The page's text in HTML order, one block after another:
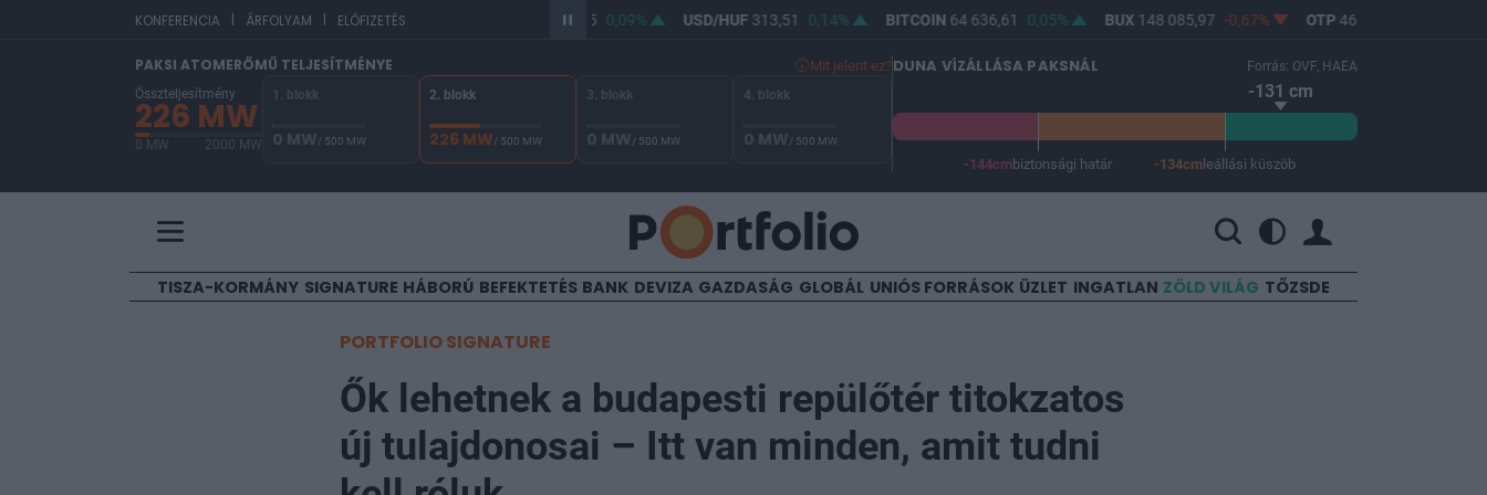
KONFERENCIA | ÁRFOLYAM | ELŐFIZETÉS 362,05 0,09% USD/HUF313,51 0,14% BITCOIN64 636,61 0,05% BUX148 085,97 -0,67% OTP46 750
PAKSI ATOMERŐMŰ TELJESÍTMÉNYE Mit jelent ez?
Összteljesítmény
226 MW
0 MW 2000 MW
1. blokk
0 MW/ 500 MW
2. blokk
226 MW/ 500 MW
3. blokk
0 MW/ 500 MW
4. blokk
0 MW/ 500 MW
DUNA VÍZÁLLÁSA PAKSNÁL Forrás: OVF, HAEA
-131 cm
-144cmbiztonsági határ -134cmleállási küszöb
TISZA-KORMÁNY SIGNATURE HÁBORÚ BEFEKTETÉS BANK DEVIZA GAZDASÁG GLOBÁL UNIÓS FORRÁSOK ÜZLET INGATLAN ZÖLD VILÁG TŐZSDE
PORTFOLIO SIGNATURE
Ők lehetnek a budapesti repülőtér titokzatos
új tulajdonosai – Itt van minden, amit tudni